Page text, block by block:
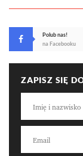
Polub nas!
na Facebooku
ZAPISZ SIĘ